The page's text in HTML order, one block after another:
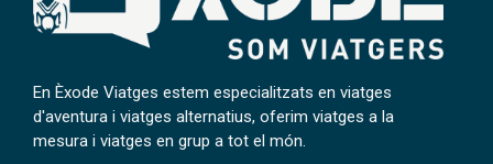
En Èxode Viatges estem especialitzats en viatges
d'aventura i viatges alternatius, oferim viatges a la
mesura i viatges en grup a tot el món.